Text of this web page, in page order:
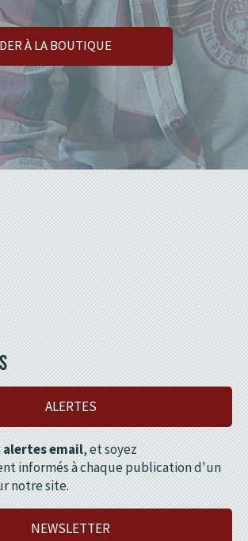
À LA BOUTIQUE
ALERTES
alertes email, et soyez
informés à chaque publication d'un
notre site.
NEWSLETTER